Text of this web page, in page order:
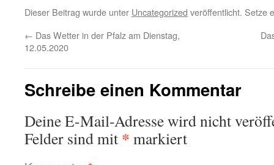
Dieser Beitrag wurde unter Uncategorized veröffentlicht. Setze
← Das Wetter in der Pfalz am Dienstag,
12.05.2020
Schreibe einen Kommentar
Deine E-Mail-Adresse wird nicht
Felder sind mit * markiert